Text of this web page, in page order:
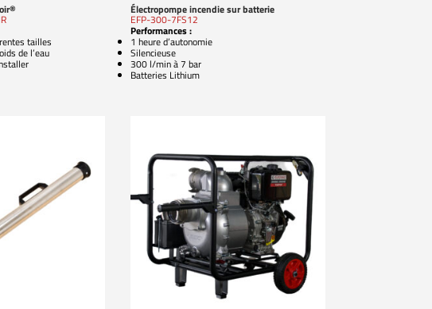
tailles
de l’eau
Électropompe incendie sur batterie
EFP-300-7FS12
Performances :
1 heure d’autonomie
Silencieuse
300 l/min à 7 bar
Batteries Lithium